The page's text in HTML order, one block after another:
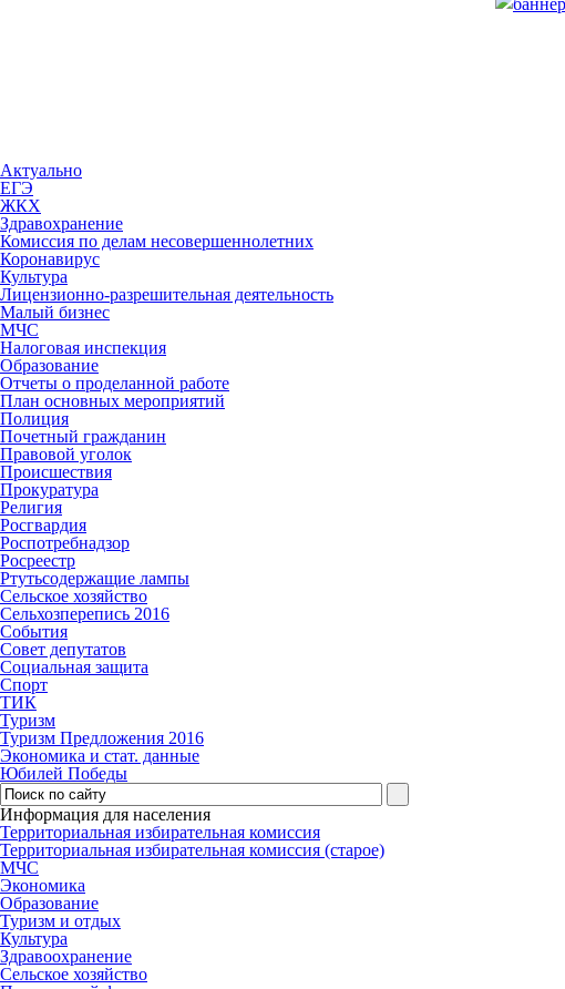
Актуально
ЕГЭ
ЖКХ
Здравохранение
Комиссия по делам несовершеннолетних
Коронавирус
Культура
Лицензионно-разрешительная деятельность
Малый бизнес
МЧС
Налоговая инспекция
Образование
Отчеты о проделанной работе
План основных мероприятий
Полиция
Почетный гражданин
Правовой уголок
Происшествия
Прокуратура
Религия
Росгвардия
Роспотребнадзор
Росреестр
Ртутьсодержащие лампы
Сельское хозяйство
Сельхозперепись 2016
События
Совет депутатов
Социальная защита
Спорт
ТИК
Туризм
Туризм Предложения 2016
Экономика и стат. данные
Юбилей Победы
Информация для населения
Территориальная избирательная комиссия
Территориальная избирательная комиссия (старое)
МЧС
Экономика
Образование
Туризм и отдых
Культура
Здравоохранение
Сельское хозяйство